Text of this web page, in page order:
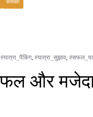
समाचार
#यात्रा_पैकिंग, #यात्रा_सुझाव,
और